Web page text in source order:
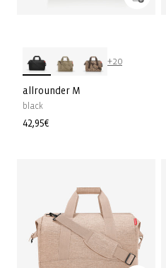
+20
allrounder M
black
Prix
42,95€